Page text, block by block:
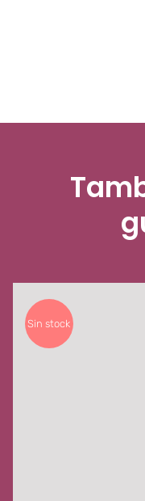
Sin stock